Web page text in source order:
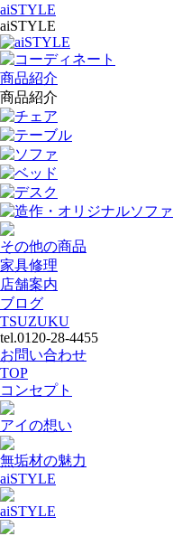
aiSTYLE
aiSTYLE
aiSTYLE
コーディネート
商品紹介
商品紹介
チェア
テーブル
ソファ
ベッド
デスク
造作・オリジナルソファ
その他の商品
家具修理
店舗案内
ブログ
TSUZUKU
tel.0120-28-4455
お問い合わせ
TOP
コンセプト
アイの想い
無垢材の魅力
aiSTYLE
aiSTYLE